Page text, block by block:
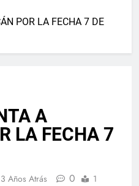
POR LA FECHA 7 DE
A
LA FECHA 7
3 Años Atrás 0
1